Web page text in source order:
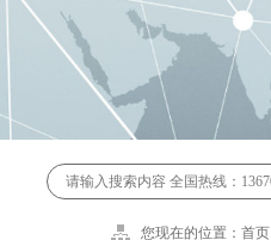
您现在的位置： 首页